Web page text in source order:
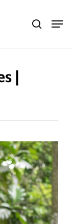
search
|